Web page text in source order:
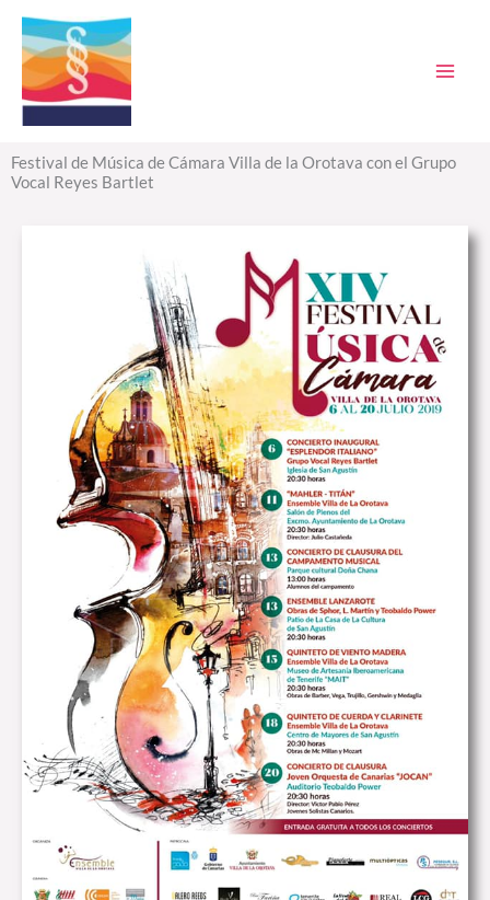
contenido
Festival de Música de Cámara Villa de la Orotava con el Grupo
Vocal Reyes Bartlet